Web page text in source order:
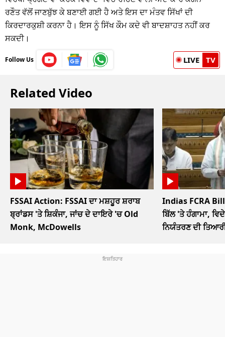
ਰਣੌਤ ਵੱਲੋਂ ਜਾਣਬੁੱਝ ਕੇ ਬਣਾਈ ਗਈ ਹੈ ਅਤੇ ਇਸ ਦਾ ਮੰਤਵ ਸਿੱਖਾਂ ਦੀ
ਕਿਰਦਾਰਕੁਸ਼ੀ ਕਰਨਾ ਹੈ। ਇਸ ਨੂੰ ਸਿੱਖ ਕੌਮ ਕਦੇ ਵੀ ਬਾਦਸ਼ਾਹਤ ਨਹੀਂ ਕਰ
ਸਕਦੀ।
Follow Us LIVE TV
Related Video
FSSAI Action: FSSAI ਦਾ ਮਸ਼ਹੂਰ ਸ਼ਰਾਬ
ਬ੍ਰਾਂਡਸ 'ਤੇ ਸ਼ਿਕੰਜਾ, ਜਾਂਚ ਦੇ ਦਾਇਰੇ 'ਚ Old
Monk, McDowells
Indias FCRA
ਬਿੱਲ 'ਤੇ ਹੰਗਾਮਾ,
ਨਿਯੰਤਰਣ ਦੀ